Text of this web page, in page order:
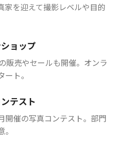
家を迎えて撮影レベルや目的
ョップ
販売やセールも開催。オンラ
ト。
テスト
開催の写真コンテスト。部門